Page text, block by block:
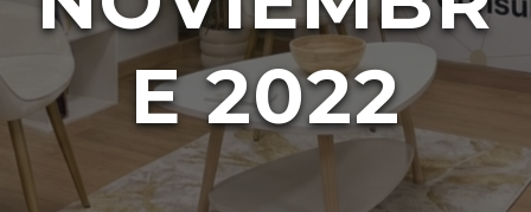
E 2022